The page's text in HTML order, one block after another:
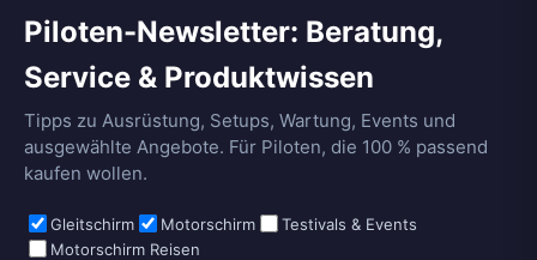
Piloten-Newsletter: Beratung,
Service & Produktwissen
Tipps zu Ausrüstung, Setups, Wartung, Events und
ausgewählte Angebote. Für Piloten, die 100 % passend
kaufen wollen.
Gleitschirm Motorschirm
Testivals & Events
Motorschirm Reisen